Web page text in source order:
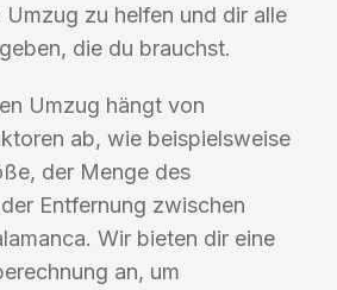
Umzug zu helfen und dir alle
die du brauchst.
Umzug hängt von
ab, wie beispielsweise
der Menge des
Entfernung zwischen
Wir bieten dir eine
an, um